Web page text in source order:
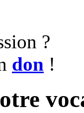
?
don !